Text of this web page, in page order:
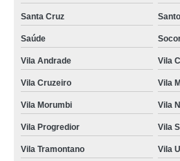
Santa Cruz
Saúde
Vila Andrade Vila
Vila Cruzeiro Vila
Vila Morumbi Vila
Vila Progredior Vila
Vila Tramontano Vila